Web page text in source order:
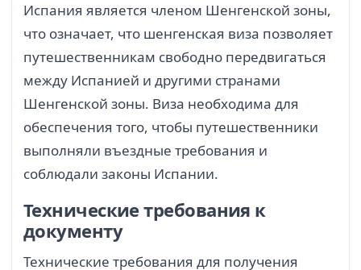
Испания является членом Шенгенской зоны,
что означает, что шенгенская виза позволяет
путешественникам свободно передвигаться
между Испанией и другими странами
Шенгенской зоны. Виза необходима для
обеспечения того, чтобы путешественники
выполняли въездные требования и
соблюдали законы Испании.
Технические требования к
документу
Технические требования для получения